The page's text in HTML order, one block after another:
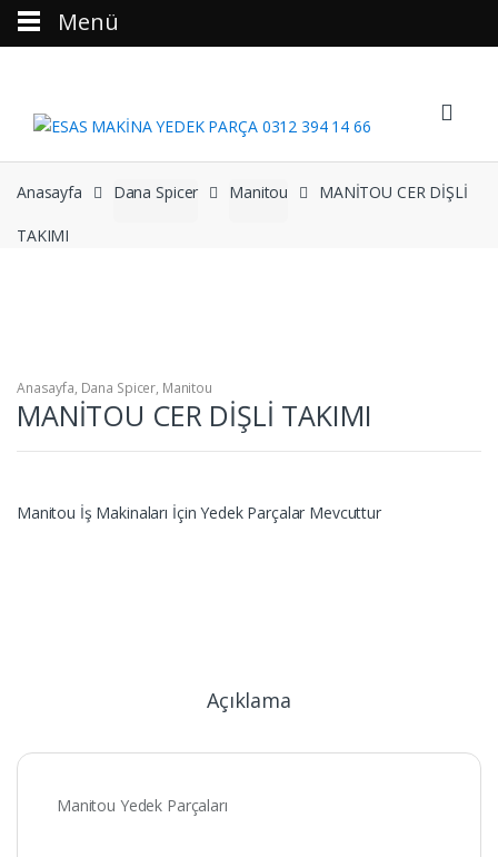
Anasayfa Dana Spicer Manitou MANİTOU CER DİŞLİ
TAKIMI
Anasayfa, Dana Spicer, Manitou
MANİTOU CER DİŞLİ TAKIMI
Manitou İş Makinaları İçin Yedek Parçalar Mevcuttur
Açıklama
Manitou Yedek Parçaları
Menü